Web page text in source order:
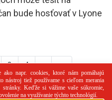
bude hosťovať v Lyone
3 4 > >>